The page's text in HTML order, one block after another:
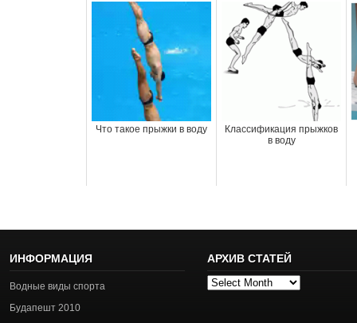
Что такое прыжки в воду
Классификация прыжков
в воду
ИНФОРМАЦИЯ
Водные виды спорта
Будапешт 2010
АРХИВ СТАТЕЙ
Архив